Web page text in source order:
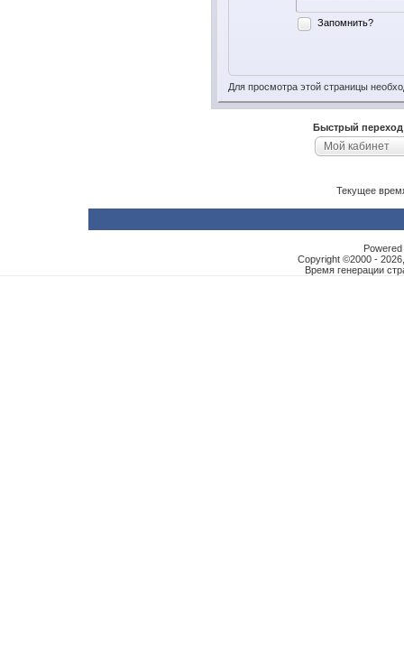
Запомнить?
Для просмотра этой страницы
Быстрый переход
Мой кабинет
Текущее
Copyright ©2000 -
Время генерации